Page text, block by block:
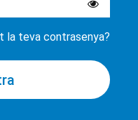
la teva contrasenya?